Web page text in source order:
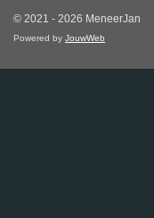
© 2021 - 2026 MeneerJan
Powered by JouwWeb